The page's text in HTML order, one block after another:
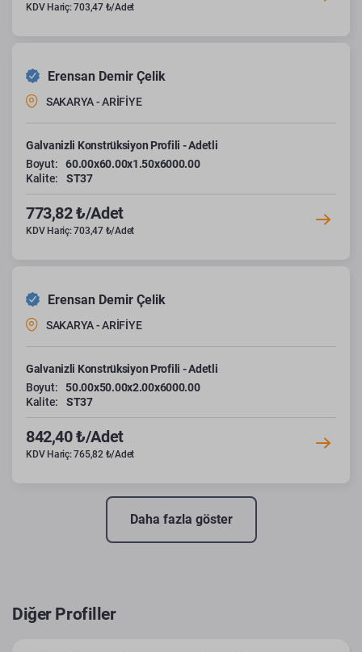
KDV Hariç: 703,47 ₺/Adet
Erensan Demir Çelik
SAKARYA - ARİFİYE
Galvanizli Konstrüksiyon Profili - Adetli
Boyut:
60.00x60.00x1.50x6000.00
Kalite:
ST37
773,82 ₺/Adet
KDV Hariç: 703,47 ₺/Adet
Erensan Demir Çelik
SAKARYA - ARİFİYE
Galvanizli Konstrüksiyon Profili - Adetli
Boyut:
50.00x50.00x2.00x6000.00
Kalite:
ST37
842,40 ₺/Adet
KDV Hariç: 765,82 ₺/Adet
Daha fazla göster
Diğer Profiller